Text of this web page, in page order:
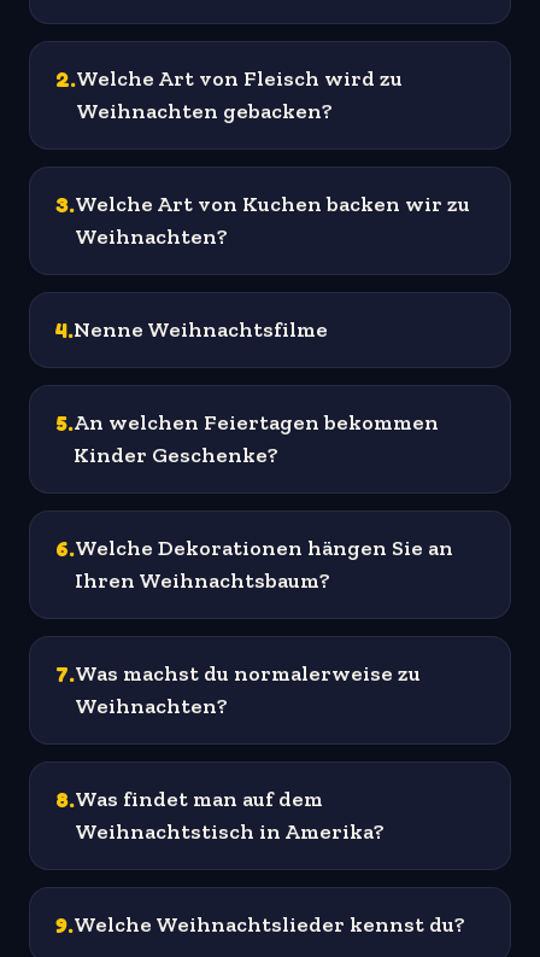
2.Welche Art von Fleisch wird zu
Weihnachten gebacken?
3.Welche Art von Kuchen backen wir zu
Weihnachten?
4.Nenne Weihnachtsfilme
5.An welchen Feiertagen bekommen
Kinder Geschenke?
6.Welche Dekorationen hängen Sie an
Ihren Weihnachtsbaum?
7.Was machst du normalerweise zu
Weihnachten?
8.Was findet man auf dem
Weihnachtstisch in Amerika?
9.Welche Weihnachtslieder kennst du?